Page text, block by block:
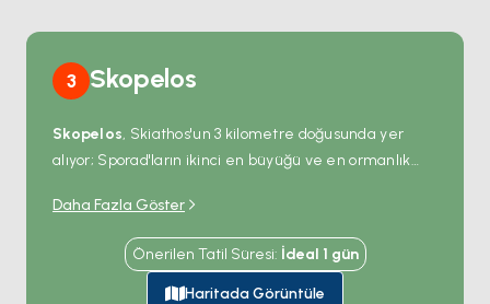
3 Skopelos
Skopelos, Skiathos'un 3 kilometre doğusunda yer
alıyor; Sporad'ların ikinci en büyüğü ve en ormanlık
meşeyle kaplı; Ege'deki en yüksek ağaç örtüsü
yoğunluğuyla. Ana kasabaChoralimandan dik bir
amfitiyatro yamacına tırmanıyor; beyaz küp evler,
mavi panjurlar ve 5.000 kişilik bir kasabada 120
Daha Fazla Göster
Önerilen Tatil Süresi: İdeal 1 gün
Haritada Görüntüle